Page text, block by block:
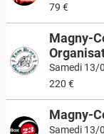
79 €
Magny-
Samedi 13/
220 €
Magny-
Samedi 13/